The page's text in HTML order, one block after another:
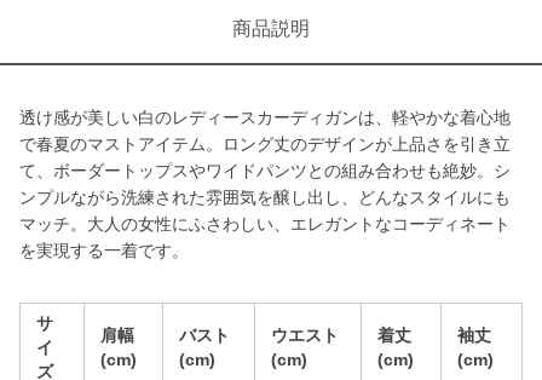
商品説明
透け感が美しい白のレディースカーディガンは、軽やかな着心地
で春夏のマストアイテム。ロング丈のデザインが上品さを引き立
て、ボーダートップスやワイドパンツとの組み合わせも絶妙。シ
ンプルながら洗練された雰囲気を醸し出し、どんなスタイルにも
マッチ。大人の女性にふさわしい、エレガントなコーディネート
を実現する一着です。
サ
イ
ズ
肩幅
(cm)
バスト
(cm)
ウエスト
(cm)
着丈
(cm)
袖丈
(cm)